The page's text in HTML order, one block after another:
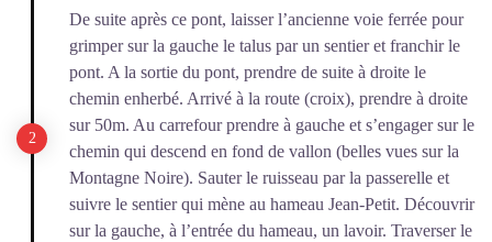
De suite après ce pont, laisser l’ancienne voie ferrée pour
grimper sur la gauche le talus par un sentier et franchir le
pont. A la sortie du pont, prendre de suite à droite le
chemin enherbé. Arrivé à la route (croix), prendre à droite
sur 50m. Au carrefour prendre à gauche et s’engager sur le
chemin qui descend en fond de vallon (belles vues sur la
Montagne Noire). Sauter le ruisseau par la passerelle et
suivre le sentier qui mène au hameau Jean-Petit. Découvrir
sur la gauche, à l’entrée du hameau, un lavoir. Traverser le